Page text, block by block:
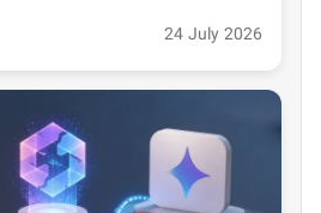
24 July 2026